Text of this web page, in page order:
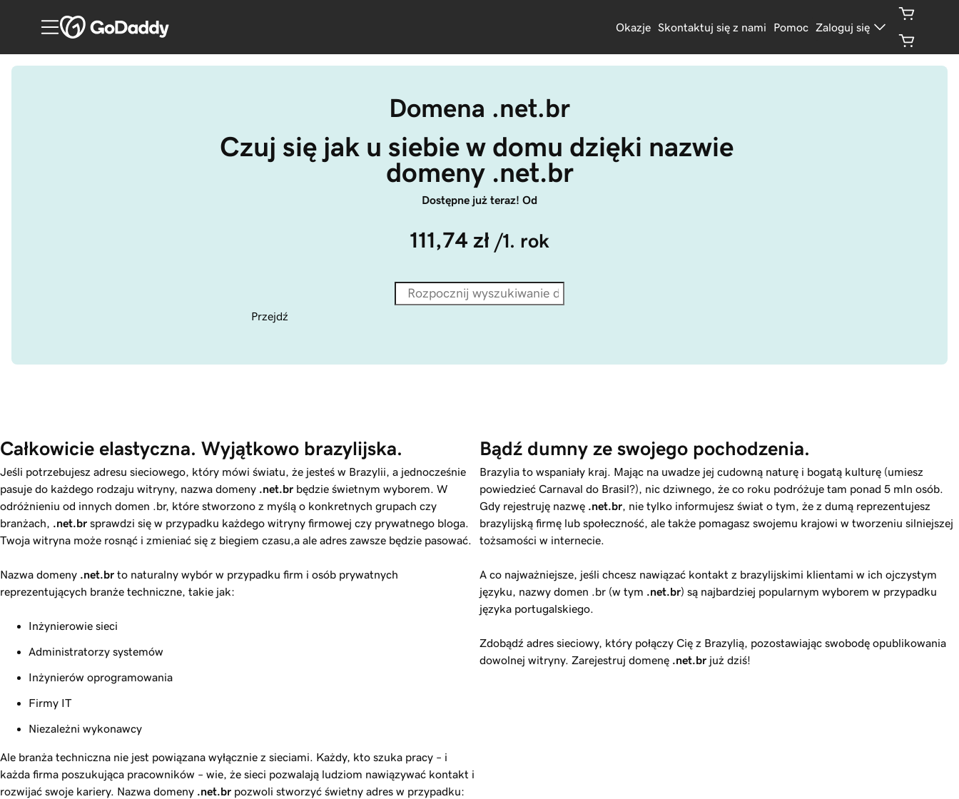
Okazje Skontaktuj się z nami Pomoc Zaloguj się
Domena .net.br
Czuj się jak u siebie w domu dzięki nazwie
domeny .net.br
Dostępne już teraz! Od
111,74 zł /1. rok
Przejdź
Całkowicie elastyczna. Wyjątkowo brazylijska.
Jeśli potrzebujesz adresu sieciowego, który mówi światu, że jesteś w Brazylii, a jednocześnie
pasuje do każdego rodzaju witryny, nazwa domeny .net.br będzie świetnym wyborem. W
odróżnieniu od innych domen .br, które stworzono z myślą o konkretnych grupach czy
branżach, .net.br sprawdzi się w przypadku każdego witryny firmowej czy prywatnego bloga.
Twoja witryna może rosnąć i zmieniać się z biegiem czasu,a ale adres zawsze będzie pasować.
Nazwa domeny .net.br to naturalny wybór w przypadku firm i osób prywatnych
reprezentujących branże techniczne, takie jak:
Inżynierowie sieci
Administratorzy systemów
Inżynierów oprogramowania
Firmy IT
Niezależni wykonawcy
Ale branża techniczna nie jest powiązana wyłącznie z sieciami. Każdy, kto szuka pracy – i
każda firma poszukująca pracowników – wie, że sieci pozwalają ludziom nawiązywać kontakt i
rozwijać swoje kariery. Nazwa domeny .net.br pozwoli stworzyć świetny adres w przypadku:
Bądź dumny ze swojego pochodzenia.
Brazylia to wspaniały kraj. Mając na uwadze jej cudowną naturę i bogatą kulturę (umiesz
powiedzieć Carnaval do Brasil?), nic dziwnego, że co roku podróżuje tam ponad 5 mln osób.
Gdy rejestruję nazwę .net.br, nie tylko informujesz świat o tym, że z dumą reprezentujesz
brazylijską firmę lub społeczność, ale także pomagasz swojemu krajowi w tworzeniu silniejszej
tożsamości w internecie.
A co najważniejsze, jeśli chcesz nawiązać kontakt z brazylijskimi klientami w ich ojczystym
języku, nazwy domen .br (w tym .net.br) są najbardziej popularnym wyborem w przypadku
języka portugalskiego.
Zdobądź adres sieciowy, który połączy Cię z Brazylią, pozostawiając swobodę opublikowania
dowolnej witryny. Zarejestruj domenę .net.br już dziś!